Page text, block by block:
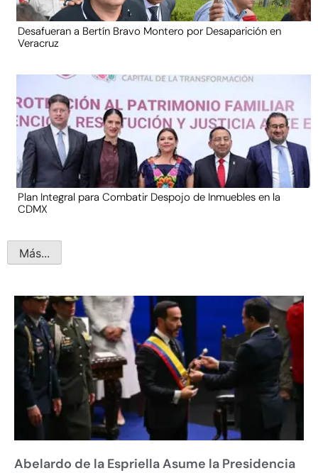
Desafueran a Bertín Bravo Montero por Desaparición en
Veracruz
Plan Integral para Combatir Despojo de Inmuebles en la
CDMX
Más...
Abelardo de la Espriella Asume la Presidencia